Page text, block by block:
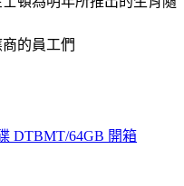
的員工們
DTBMT/64GB 開箱